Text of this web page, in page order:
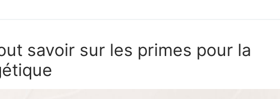
savoir sur les primes pour la